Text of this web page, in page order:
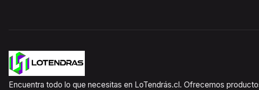
Encuentra todo lo que necesitas en LoTendrás.cl. Ofrecemos